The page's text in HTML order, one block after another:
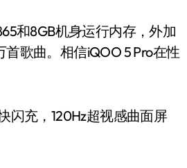
和8GB机身运行内存，外加
歌曲。相信iQOO 5 Pro在性
闪充，120Hz超视感曲面屏